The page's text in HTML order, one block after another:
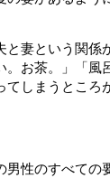
妻という関係
お茶。」「風
しまうところ
性のすべての